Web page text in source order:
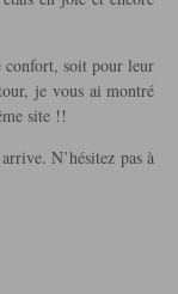
confort, soit pour leur
je vous ai montré
site !!
N’hésitez pas à